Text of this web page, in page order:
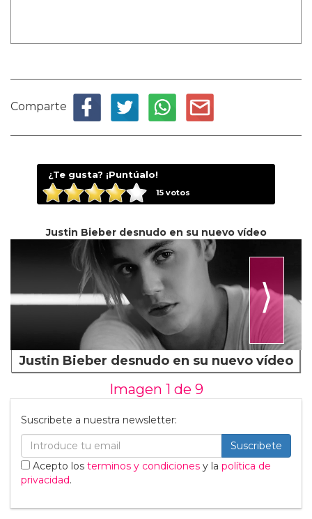
Comparte
¿Te gusta? ¡Puntúalo!
15votos
Justin Bieber desnudo en su nuevo vídeo
⟩
Justin Bieber desnudo en su nuevo vídeo
Imagen 1 de 9
Suscribete a nuestra newsletter:
Suscribete
Acepto los terminos y condiciones y la política de
privacidad.